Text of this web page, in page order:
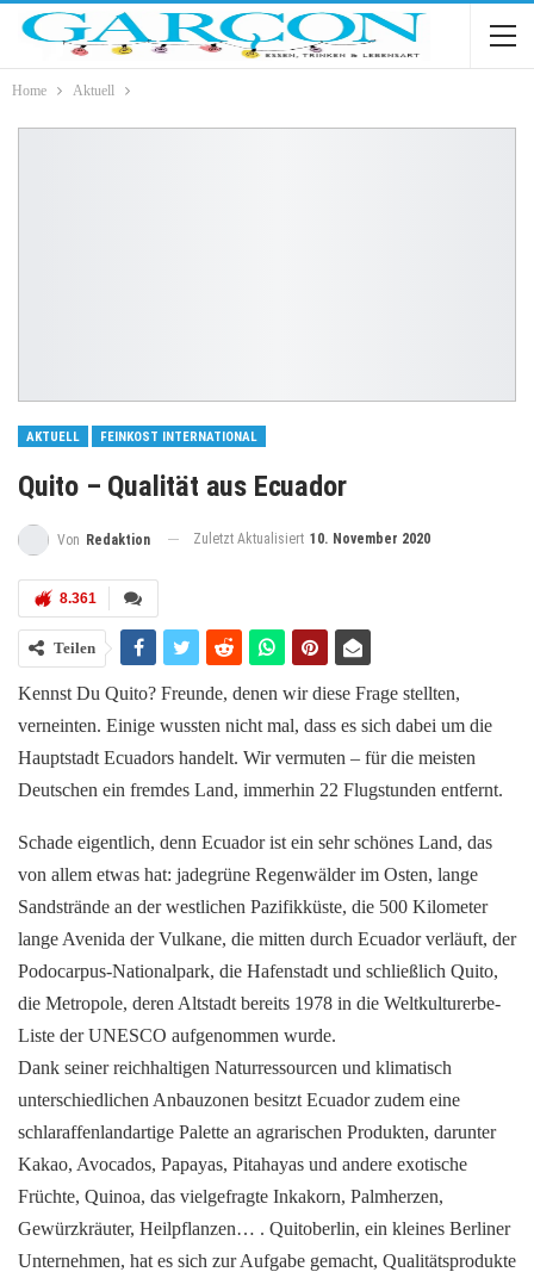
Home Aktuell
AKTUELL FEINKOST INTERNATIONAL
Quito – Qualität aus Ecuador
Von Redaktion Zuletzt Aktualisiert 10. November 2020
8.361
Teilen
Kennst Du Quito? Freunde, denen wir diese Frage stellten,
verneinten. Einige wussten nicht mal, dass es sich dabei um die
Hauptstadt Ecuadors handelt. Wir vermuten – für die meisten
Deutschen ein fremdes Land, immerhin 22 Flugstunden entfernt.
Schade eigentlich, denn Ecuador ist ein sehr schönes Land, das
von allem etwas hat: jadegrüne Regenwälder im Osten, lange
Sandstrände an der westlichen Pazifikküste, die 500 Kilometer
lange Avenida der Vulkane, die mitten durch Ecuador verläuft, der
Podocarpus-Nationalpark, die Hafenstadt und schließlich Quito,
die Metropole, deren Altstadt bereits 1978 in die Weltkulturerbe-
Liste der UNESCO aufgenommen wurde.
Dank seiner reichhaltigen Naturressourcen und klimatisch
unterschiedlichen Anbauzonen besitzt Ecuador zudem eine
schlaraffenlandartige Palette an agrarischen Produkten, darunter
Kakao, Avocados, Papayas, Pitahayas und andere exotische
Früchte, Quinoa, das vielgefragte Inkakorn, Palmherzen,
Gewürzkräuter, Heilpflanzen… . Quitoberlin, ein kleines Berliner
Unternehmen, hat es sich zur Aufgabe gemacht, Qualitätsprodukte